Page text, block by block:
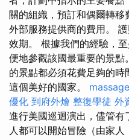
關的組織，預訂和偶爾轉
外部服務提供商的費用。
效期。 根據我們的經驗，
便地參觀該國最重要的景點
的景點都必須花費足夠的
這個美好的國家。 massage
優化 到府外燴 整復學徒 外
進行美國巡迴演出，儘管
人都可以開始冒險（由家人